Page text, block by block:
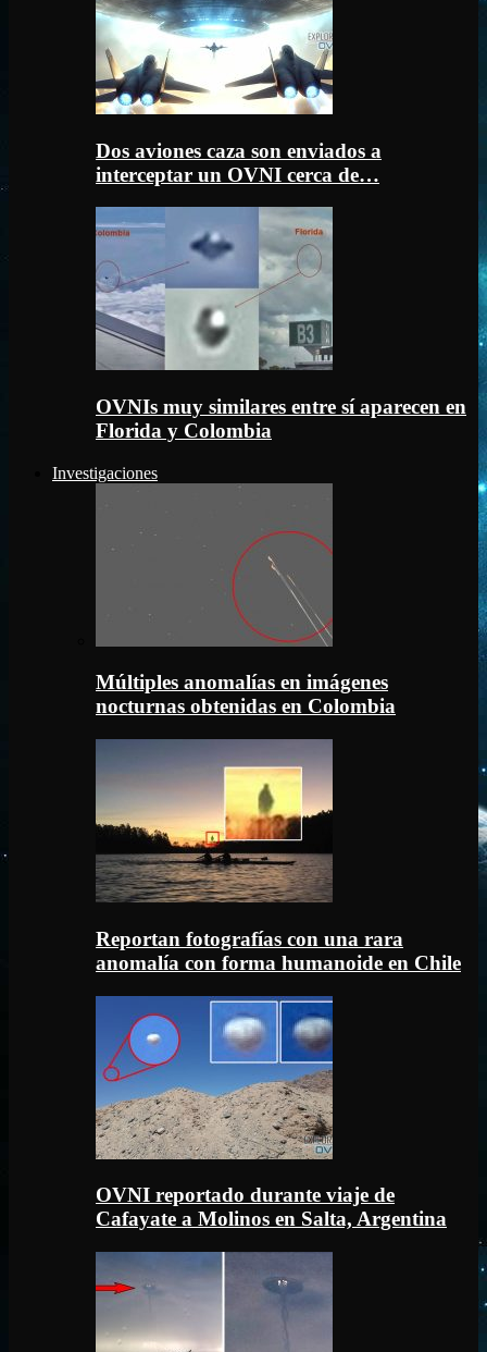
Dos aviones caza son enviados a
interceptar un OVNI cerca de…
OVNIs muy similares entre sí aparecen en
Florida y Colombia
Investigaciones
Múltiples anomalías en imágenes
nocturnas obtenidas en Colombia
Reportan fotografías con una rara
anomalía con forma humanoide en Chile
OVNI reportado durante viaje de
Cafayate a Molinos en Salta, Argentina